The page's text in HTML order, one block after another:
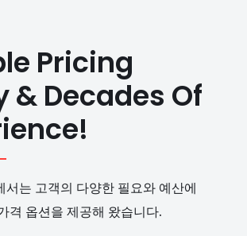
Pricing
& Decades Of
서는 고객의 다양한 필요와 예산에
격 옵션을 제공해 왔습니다.